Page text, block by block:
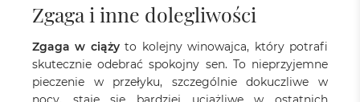
Zgaga i inne dolegliwości
Zgaga w ciążyto kolejny winowajca, który potrafi
skutecznie odebrać spokojny sen. To nieprzyjemne
pieczenie w przełyku, szczególnie dokuczliwe w